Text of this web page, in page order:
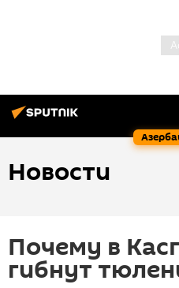
Новости
Почему в
гибнут